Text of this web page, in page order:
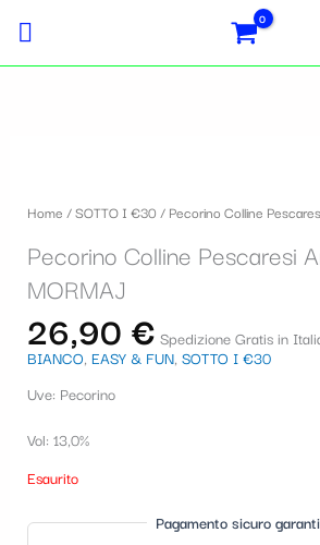
contenuto
Home /SOTTO I €30 / Pecorino Colline
Pecorino Colline Pescaresi
MORMAJ
26,90 € Spedizione Gratis in
BIANCO, EASY & FUN, SOTTO I €30
Uve: Pecorino
Vol: 13,0%
Esaurito
Pagamento sicuro
o
n
a
u
n
a
c
a
fiscale:
Carrello: